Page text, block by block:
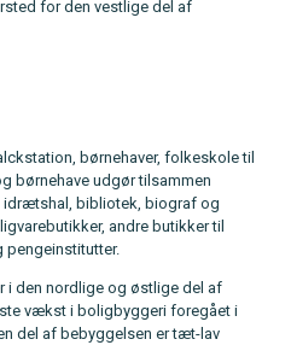
for den vestlige del af
børnehaver, folkeskole til
børnehave udgør tilsammen
bibliotek, biograf og
andre butikker til
pengeinstitutter.
i den nordlige og østlige del af
vækst i boligbyggeri foregået i
del af bebyggelsen er tæt-lav